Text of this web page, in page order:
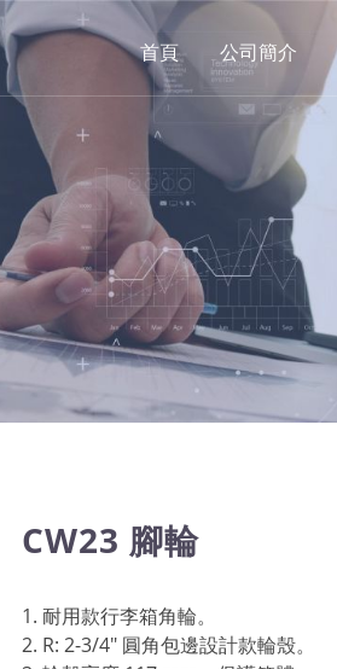
首頁 公司簡介
CW23 腳輪
1. 耐用款行李箱角輪。
2. R: 2-3/4" 圓角包邊設計款輪殼。